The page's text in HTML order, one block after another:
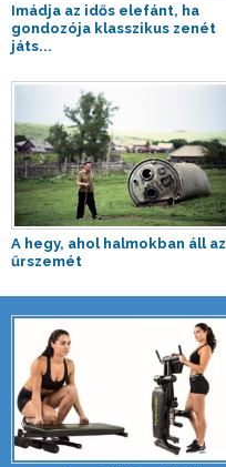
Imádja az idős elefánt, ha
gondozója klasszikus zenét
játs...
A hegy, ahol halmokban áll az
űrszemét